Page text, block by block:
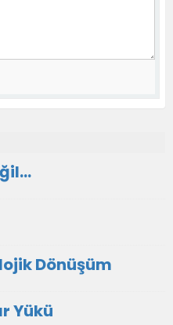
Dönüşüm
Yükü